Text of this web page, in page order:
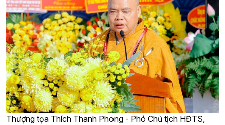
Thượng tọa Thích Thanh Phong - Phó Chủ tịch HĐTS,